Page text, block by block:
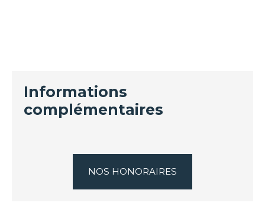
Informations
complémentaires
NOS HONORAIRES